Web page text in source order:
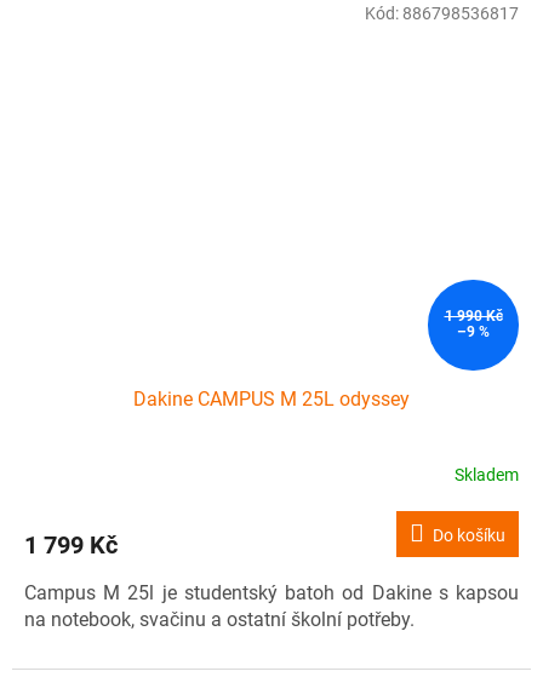
1 990 Kč
–9 %
Dakine CAMPUS M 25L odyssey
Skladem
1 799 Kč Do košíku
Campus M 25l je studentský batoh od Dakine s kapsou
na notebook, svačinu a ostatní školní potřeby.
Kód: 886798536817